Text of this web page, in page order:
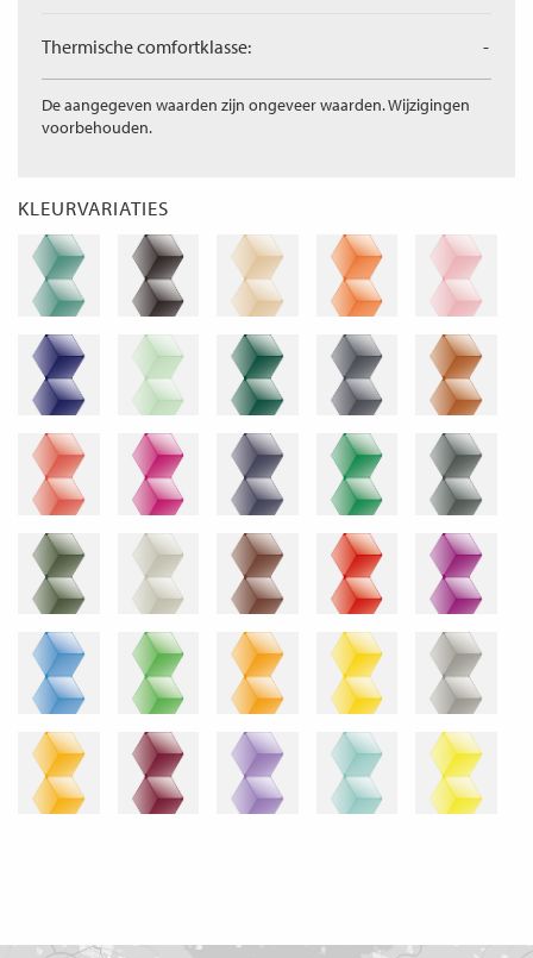
Thermische comfortklasse: -
De aangegeven waarden zijn ongeveer waarden. Wijzigingen
voorbehouden.
KLEURVARIATIES